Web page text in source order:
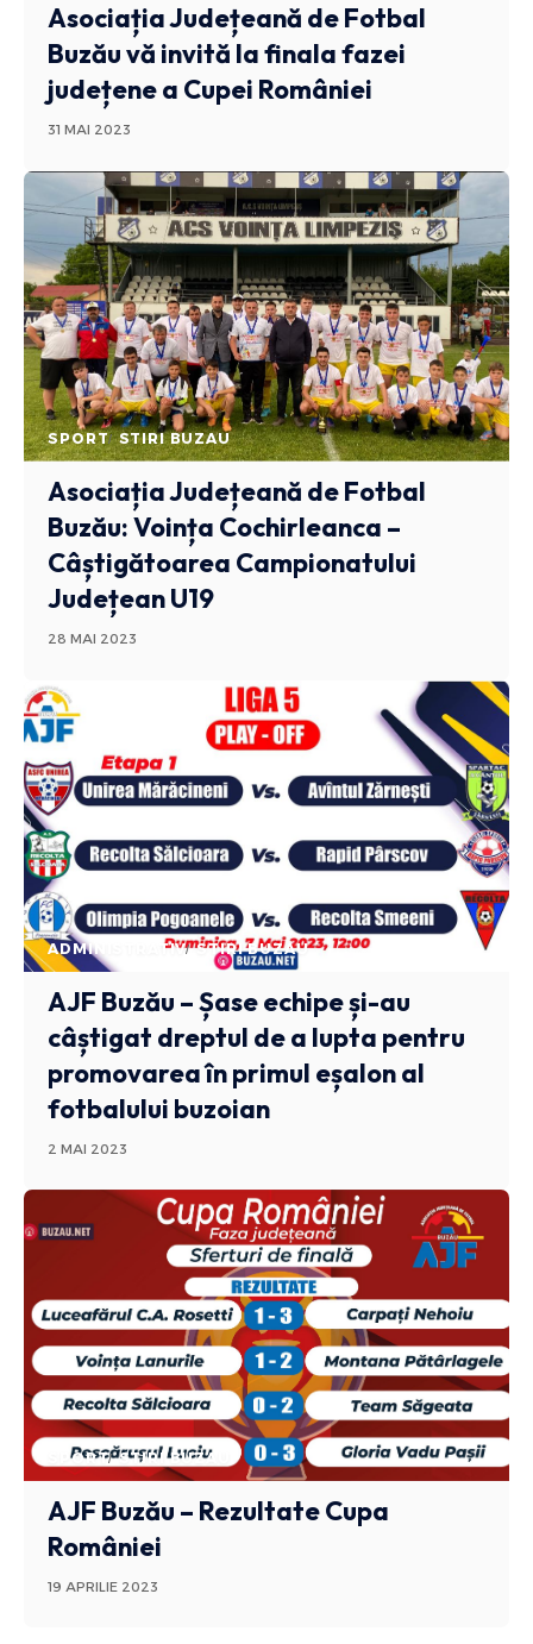
Asociația Județeană de Fotbal
Buzău vă invită la finala fazei
județene a Cupei României
31 MAI 2023
SPORT STIRI BUZAU
Asociația Județeană de Fotbal
Buzău: Voința Cochirleanca –
Câștigătoarea Campionatului
Județean U19
28 MAI 2023
ADMINISTRATIV STIRI BUZAU
AJF Buzău – Șase echipe și-au
câștigat dreptul de a lupta pentru
promovarea în primul eșalon al
fotbalului buzoian
2 MAI 2023
SPORT STIRI BUZAU
AJF Buzău – Rezultate Cupa
României
19 APRILIE 2023